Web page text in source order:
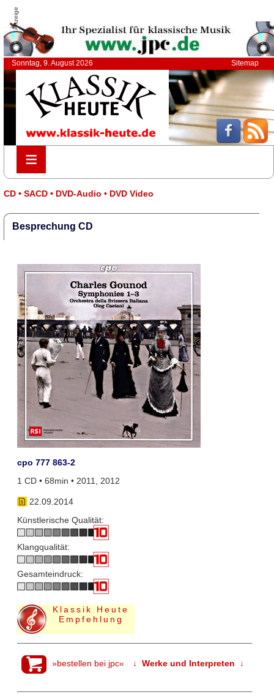
Anzeige
Sonntag, 9. August 2026 Sitemap
≡
≡
CD • SACD • DVD-Audio • DVD Video
Besprechung CD
cpo 777 863-2
1 CD • 68min • 2011, 2012
22.09.2014
Künstlerische Qualität:
Klangqualität:
Gesamteindruck:
Klassik Heute
Empfehlung
»bestellen bei jpc« ↓ Werke und Interpreten ↓